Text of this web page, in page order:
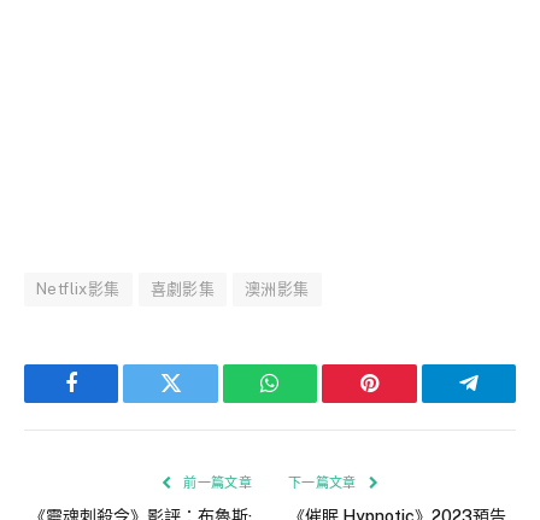
Netflix影集 喜劇影集 澳洲影集
Facebook Twitter WhatsApp Pinterest
前一篇文章 下一篇文章